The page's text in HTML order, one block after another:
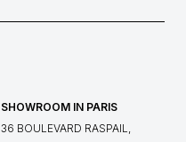
SHOWROOM IN PARIS
36 BOULEVARD RASPAIL,